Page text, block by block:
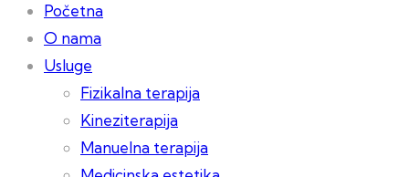
Početna
O nama
Usluge
Fizikalna terapija
Kineziterapija
Manuelna terapija